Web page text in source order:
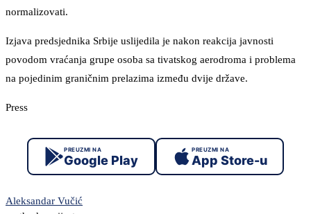
normalizovati.
Izjava predsjednika Srbije uslijedila je nakon reakcija javnosti
povodom vraćanja grupe osoba sa tivatskog aerodroma i problema
na pojedinim graničnim prelazima između dvije države.
Press
PREUZMI NA
Google Play
PREUZMI NA
App Store-u
Aleksandar Vučić